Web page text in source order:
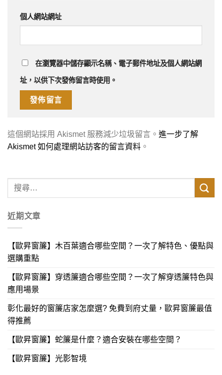
個人網站網址
在瀏覽器中儲存顯示名稱、電子郵件地址及個人網站網
址，以供下次發佈留言時使用。
這個網站採用 Akismet 服務減少垃圾留言。 進一步了解
Akismet 如何處理網站訪客的留言資料 。
近期文章
【歐昇窗簾】木百葉適合哪些空間？一次了解特色、優點與
選購重點
【歐昇窗簾】穿透簾適合哪些空間？一次了解穿透簾特色與
應用場景
彰化最好的窗簾店家怎麼選? 免費到府丈量，歐昇窗簾最值
得推薦
【歐昇窗簾】蛇簾是什麼？適合安裝在哪些空間？
【歐昇窗簾】光影智境